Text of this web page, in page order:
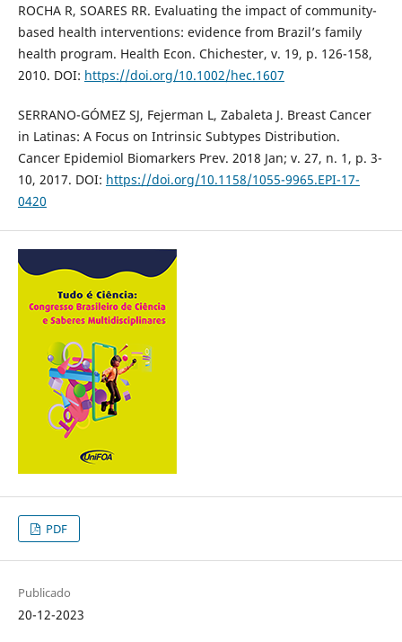
ROCHA R, SOARES RR. Evaluating the impact of community-
based health interventions: evidence from Brazil’s family
health program. Health Econ. Chichester, v. 19, p. 126-158,
2010. DOI: https://doi.org/10.1002/hec.1607
SERRANO-GÓMEZ SJ, Fejerman L, Zabaleta J. Breast Cancer
in Latinas: A Focus on Intrinsic Subtypes Distribution.
Cancer Epidemiol Biomarkers Prev. 2018 Jan; v. 27, n. 1, p. 3-
10, 2017. DOI: https://doi.org/10.1158/1055-9965.EPI-17-
0420
PDF
Publicado
20-12-2023